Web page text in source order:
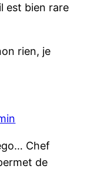
est bien rare
rien, je
Chef
de